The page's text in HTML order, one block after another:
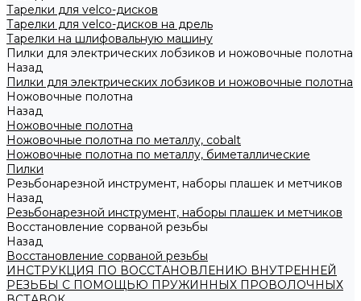
Тарелки для velco-дисков
Тарелки для velco-дисков на дрель
Тарелки на шлифовальную машину
Пилки для электрических лобзиков и ножовочные полотна
Назад
Пилки для электрических лобзиков и ножовочные полотна
Ножовочные полотна
Назад
Ножовочные полотна
Ножовочные полотна по металлу, cobalt
Ножовочные полотна по металлу, биметаллические
Пилки
Резьбонарезной инструмент, наборы плашек и метчиков
Назад
Резьбонарезной инструмент, наборы плашек и метчиков
Восстановление сорваной резьбы
Назад
Восстановление сорваной резьбы
ИНСТРУКЦИЯ ПО ВОССТАНОВЛЕНИЮ ВНУТРЕННЕЙ
РЕЗЬБЫ С ПОМОЩЬЮ ПРУЖИННЫХ ПРОВОЛОЧНЫХ